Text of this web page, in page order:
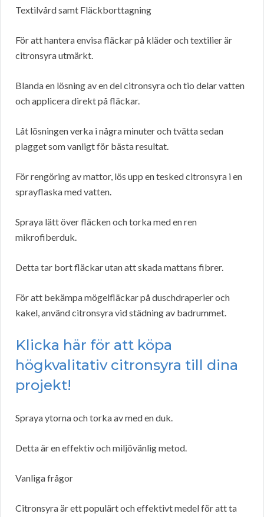
Textilvård samt Fläckborttagning
För att hantera envisa fläckar på kläder och textilier är
citronsyra utmärkt.
Blanda en lösning av en del citronsyra och tio delar vatten
och applicera direkt på fläckar.
Låt lösningen verka i några minuter och tvätta sedan
plagget som vanligt för bästa resultat.
För rengöring av mattor, lös upp en tesked citronsyra i en
sprayflaska med vatten.
Spraya lätt över fläcken och torka med en ren
mikrofiberduk.
Detta tar bort fläckar utan att skada mattans fibrer.
För att bekämpa mögelfläckar på duschdraperier och
kakel, använd citronsyra vid städning av badrummet.
Klicka här för att köpa
högkvalitativ citronsyra till dina
projekt!
Spraya ytorna och torka av med en duk.
Detta är en effektiv och miljövänlig metod.
Vanliga frågor
Citronsyra är ett populärt och effektivt medel för att ta